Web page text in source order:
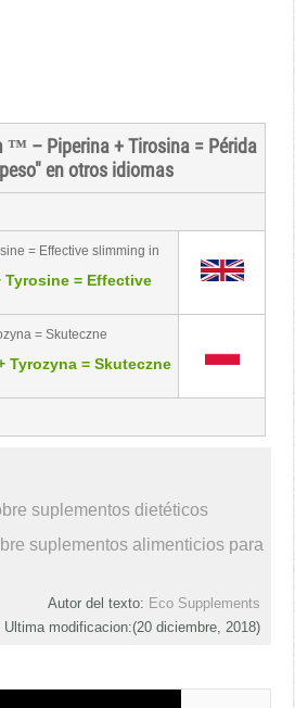
™ – Piperina + Tirosina = Périda
en otros idiomas
= Effective slimming in
Tyrosine = Effective
= Skuteczne
Tyrozyna = Skuteczne
suplementos dietéticos
suplementos alimenticios para
Autor del texto: Eco Supplements
Ultima modificacion:(20 diciembre, 2018)